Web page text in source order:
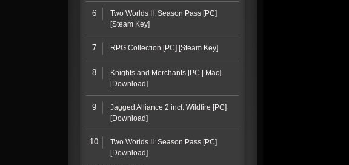
6
Two Worlds II: Season Pass [PC]
[Steam Key]
7 RPG Collection [PC] [Steam Key]
8
Knights and Merchants [PC | Mac]
[Download]
9
Jagged Alliance 2 incl. Wildfire [PC]
[Download]
10
Two Worlds II: Season Pass [PC]
[Download]